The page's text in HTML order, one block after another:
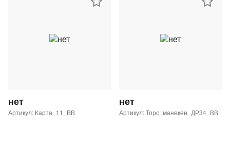
нет
Артикул: Карта_11_BB
нет
Артикул: Торс_манекен_ДР34_ВВ